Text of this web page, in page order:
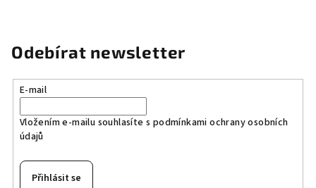
Odebírat newsletter
E-mail
Vložením e-mailu souhlasíte s podmínkami ochrany osobních
údajů
Přihlásit se